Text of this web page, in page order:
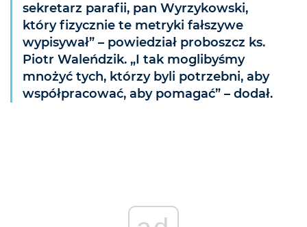
sekretarz parafii, pan Wyrzykowski,
który fizycznie te metryki fałszywe
wypisywał” – powiedział proboszcz ks.
Piotr Waleńdzik. „I tak moglibyśmy
mnożyć tych, którzy byli potrzebni, aby
współpracować, aby pomagać” – dodał.